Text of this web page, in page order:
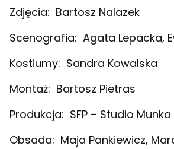
Zdjęcia: Bartosz Nalazek
Scenografia: Agata Lepacka,
Kostiumy: Sandra Kowalska
Montaż: Bartosz Pietras
Produkcja: SFP – Studio Munka
Obsada: Maja Pankiewicz,